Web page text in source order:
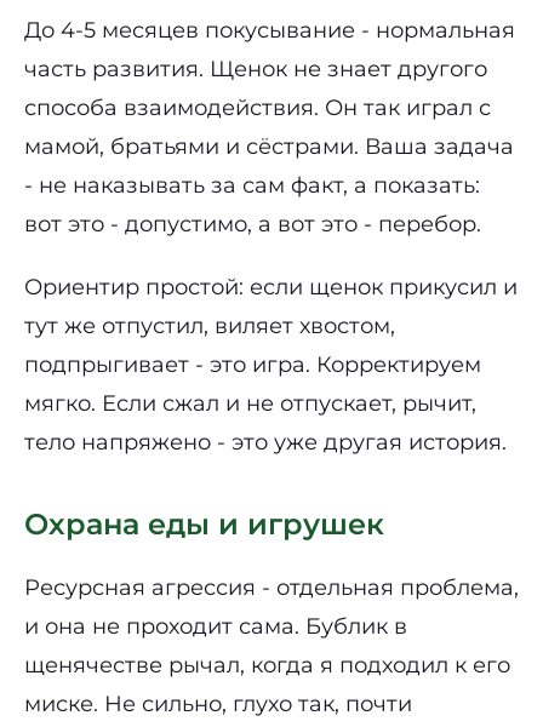
До 4-5 месяцев покусывание - нормальная
часть развития. Щенок не знает другого
способа взаимодействия. Он так играл с
мамой, братьями и сёстрами. Ваша задача
- не наказывать за сам факт, а показать:
вот это - допустимо, а вот это - перебор.
Ориентир простой: если щенок прикусил и
тут же отпустил, виляет хвостом,
подпрыгивает - это игра. Корректируем
мягко. Если сжал и не отпускает, рычит,
тело напряжено - это уже другая история.
Охрана еды и игрушек
Ресурсная агрессия - отдельная проблема,
и она не проходит сама. Бублик в
щенячестве рычал, когда я подходил к его
миске. Не сильно, глухо так, почти